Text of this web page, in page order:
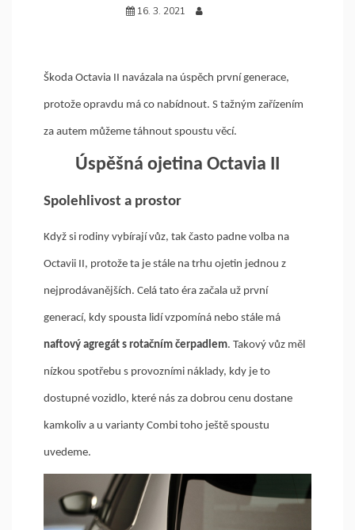
16. 3. 2021
Škoda Octavia II navázala na úspěch první generace,
protože opravdu má co nabídnout. S tažným zařízením
za autem můžeme táhnout spoustu věcí.
Úspěšná ojetina Octavia II
Spolehlivost a prostor
Když si rodiny vybírají vůz, tak často padne volba na
Octavii II, protože ta je stále na trhu ojetin jednou z
nejprodávanějších. Celá tato éra začala už první
generací, kdy spousta lidí vzpomíná nebo stále má
naftový agregát s rotačním čerpadlem. Takový vůz měl
nízkou spotřebu s provozními náklady, kdy je to
dostupné vozidlo, které nás za dobrou cenu dostane
kamkoliv a u varianty Combi toho ještě spoustu
uvedeme.